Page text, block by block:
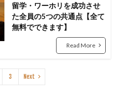
留学・ワーホリを成功させ
た全員の5つの共通点【全て
無料でできます】
Read More
3 Next